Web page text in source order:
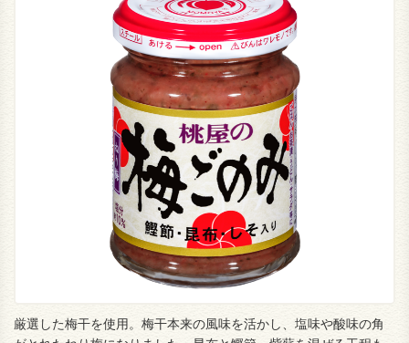
厳選した梅干を使用。梅干本来の風味を活かし、塩味や酸味の角